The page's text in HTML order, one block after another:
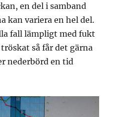
en del i samband
kan variera en hel del.
fall lämpligt med fukt
så får det gärna
nederbörd en tid